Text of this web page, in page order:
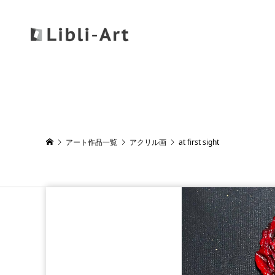
アート作品一覧 アクリル画 at first sight